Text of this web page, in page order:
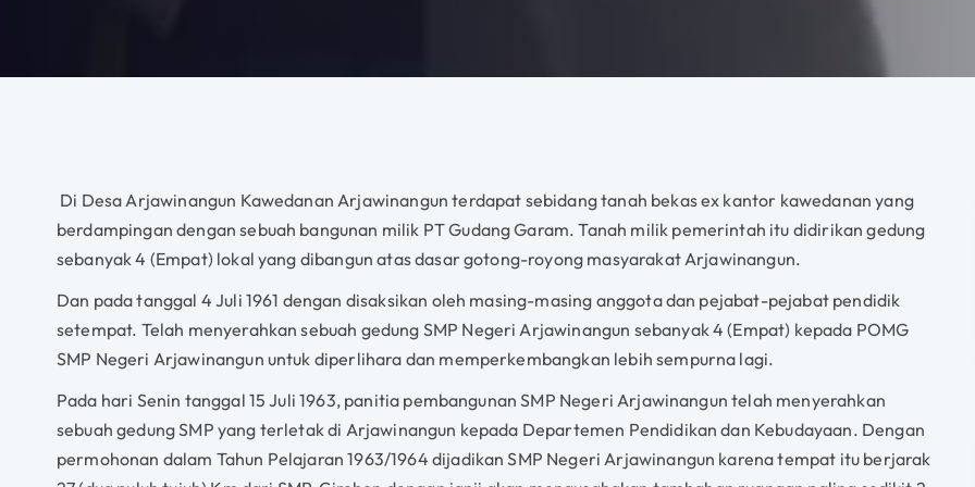
Di Desa Arjawinangun Kawedanan Arjawinangun terdapat sebidang tanah bekas ex kantor kawedanan yang
berdampingan dengan sebuah bangunan milik PT Gudang Garam. Tanah milik pemerintah itu didirikan gedung
sebanyak 4 (Empat) lokal yang dibangun atas dasar gotong-royong masyarakat Arjawinangun.
Dan pada tanggal 4 Juli 1961 dengan disaksikan oleh masing-masing anggota dan pejabat-pejabat pendidik
setempat. Telah menyerahkan sebuah gedung SMP Negeri Arjawinangun sebanyak 4 (Empat) kepada POMG
SMP Negeri Arjawinangun untuk diperlihara dan memperkembangkan lebih sempurna lagi.
Pada hari Senin tanggal 15 Juli 1963, panitia pembangunan SMP Negeri Arjawinangun telah menyerahkan
sebuah gedung SMP yang terletak di Arjawinangun kepada Departemen Pendidikan dan Kebudayaan. Dengan
permohonan dalam Tahun Pelajaran 1963/1964 dijadikan SMP Negeri Arjawinangun karena tempat itu berjarak